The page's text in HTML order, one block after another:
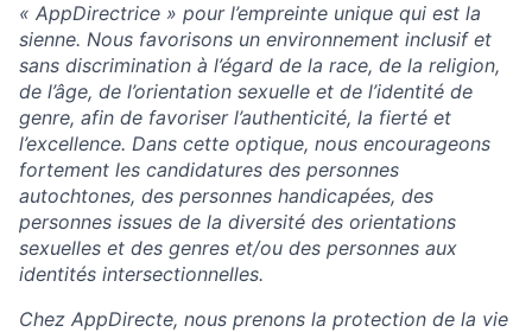
« AppDirectrice » pour l’empreinte unique qui est la
sienne. Nous favorisons un environnement inclusif et
sans discrimination à l’égard de la race, de la religion,
de l’âge, de l’orientation sexuelle et de l’identité de
genre, afin de favoriser l’authenticité, la fierté et
l’excellence. Dans cette optique, nous encourageons
fortement les candidatures des personnes
autochtones, des personnes handicapées, des
personnes issues de la diversité des orientations
sexuelles et des genres et/ou des personnes aux
identités intersectionnelles.
Chez AppDirecte, nous prenons la protection de la vie